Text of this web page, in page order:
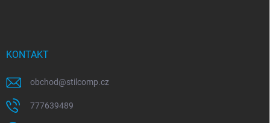
KONTAKT
obchod@stilcomp.cz
777639489